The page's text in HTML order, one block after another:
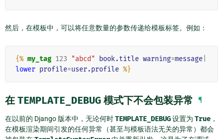
然后，在模板中，可以将任意数量的参数传递给模板标签。例如：
{% my_tag 123 "abcd" book.title warning=message
lower profile=user.profile %}
在 TEMPLATE_DEBUG 模式下不会包装异常 ¶
在以前的 Django 版本中，无论何时TEMPLATE_DEBUG设置为 True ，
在模板渲染期间引发的任何异常（甚至与模板语法无关的异常）都会